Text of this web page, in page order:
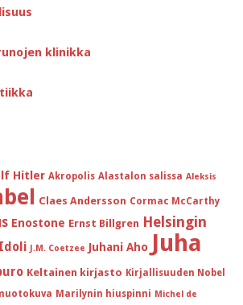
klinikka
Hitler Akropolis Alastalon salissa Aleksis
Claes Andersson Cormac McCarthy
Enostone Ernst Billgren Helsingin
Idoli J.M. Coetzee Juhani Aho Juha
Keltainen kirjasto Kirjallisuuden Nobel
Marilynin hiuspinni Michel de